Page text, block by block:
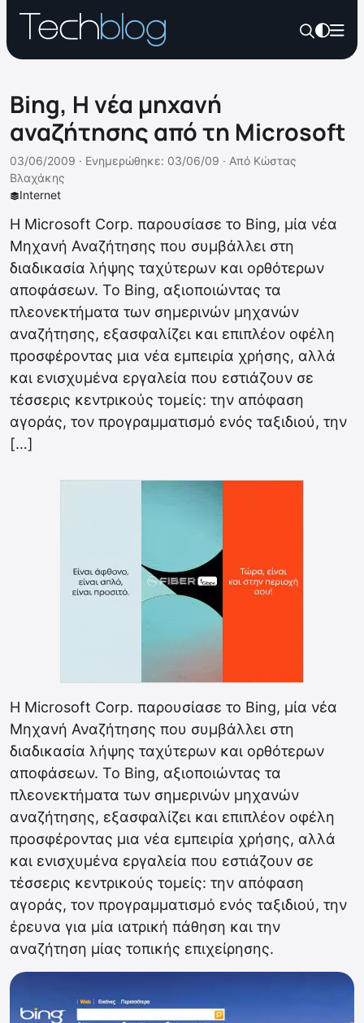
Bing, Η νέα μηχανή
αναζήτησης από τη Microsoft
Internet
03/06/2009 · Ενημερώθηκε: 03/06/09 · Από Κώστας
Βλαχάκης
Η Microsoft Corp. παρουσίασε το Bing, μία νέα
Μηχανή Αναζήτησης που συμβάλλει στη
διαδικασία λήψης ταχύτερων και ορθότερων
αποφάσεων. Το Bing, αξιοποιώντας τα
πλεονεκτήματα των σημερινών μηχανών
αναζήτησης, εξασφαλίζει και επιπλέον οφέλη
προσφέροντας μια νέα εμπειρία χρήσης, αλλά
και ενισχυμένα εργαλεία που εστιάζουν σε
τέσσερις κεντρικούς τομείς: την απόφαση
αγοράς, τον προγραμματισμό ενός ταξιδιού, την
[…]
Η Microsoft Corp. παρουσίασε το Bing, μία νέα
Μηχανή Αναζήτησης που συμβάλλει στη
διαδικασία λήψης ταχύτερων και ορθότερων
αποφάσεων. Το Bing, αξιοποιώντας τα
πλεονεκτήματα των σημερινών μηχανών
αναζήτησης, εξασφαλίζει και επιπλέον οφέλη
προσφέροντας μια νέα εμπειρία χρήσης, αλλά
και ενισχυμένα εργαλεία που εστιάζουν σε
τέσσερις κεντρικούς τομείς: την απόφαση
αγοράς, τον προγραμματισμό ενός ταξιδιού, την
έρευνα για μία ιατρική πάθηση και την
αναζήτηση μίας τοπικής επιχείρησης.